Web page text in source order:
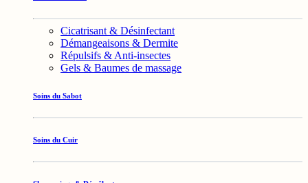
Cicatrisant & Désinfectant
Démangeaisons & Dermite
Répulsifs & Anti-insectes
Gels & Baumes de massage
Soins du Sabot
Soins du Cuir